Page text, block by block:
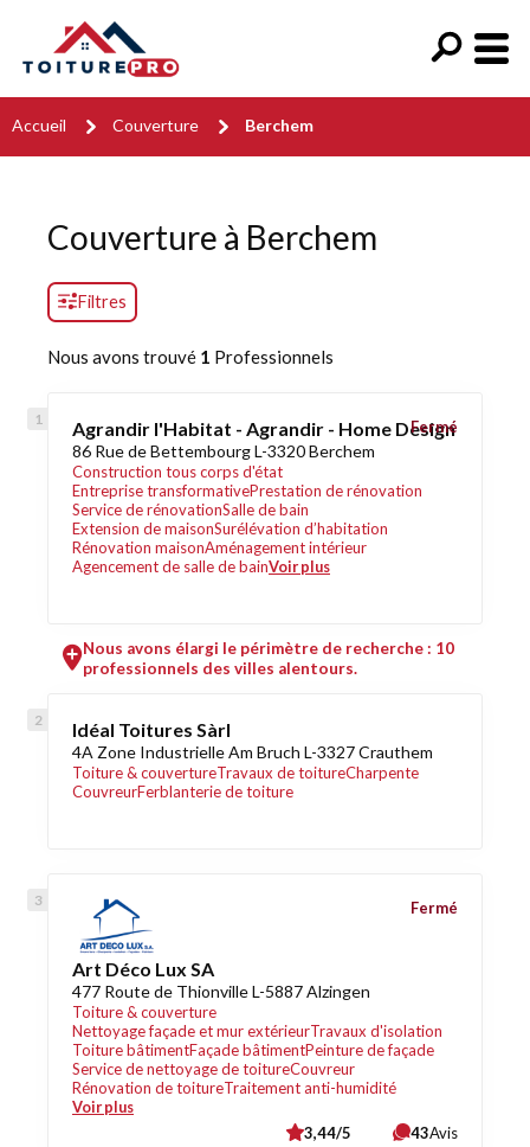
Accueil Couverture Berchem
Couverture à Berchem
Filtres
Nous avons trouvé 1 Professionnels
Agrandir l'Habitat - Agrandir - Home Design
86 Rue de Bettembourg L-3320 Berchem
Construction tous corps d'état
Entreprise transformativePrestation de rénovation
Service de rénovationSalle de bain
Extension de maisonSurélévation d’habitation
Rénovation maisonAménagement intérieur
Agencement de salle de bainVoir plus
Fermé
Nous avons élargi le périmètre de recherche : 10
professionnels des villes alentours.
Idéal Toitures Sàrl
4A Zone Industrielle Am Bruch L-3327 Crauthem
Toiture & couvertureTravaux de toitureCharpente
CouvreurFerblanterie de toiture
Art Déco Lux SA
477 Route de Thionville L-5887 Alzingen
Toiture & couverture
Nettoyage façade et mur extérieurTravaux d'isolation
Toiture bâtimentFaçade bâtimentPeinture de façade
Service de nettoyage de toitureCouvreur
Rénovation de toitureTraitement anti-humidité
Voir plus
Fermé
3,44/5 43Avis